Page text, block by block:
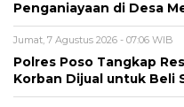
Penganiayaan di Desa
Jumat, 7 Agustus 2026 - 07:06 WIB
Polres Poso Tangkap
Korban Dijual untuk Beli